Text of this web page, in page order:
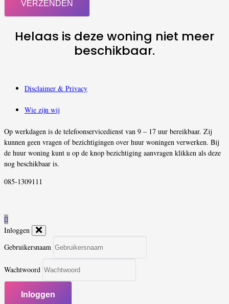
Helaas is deze woning niet meer
beschikbaar.
Disclaimer & Privacy
Wie zijn wij
Op werkdagen is de telefoonservicedienst van 9 – 17 uur bereikbaar. Zij
kunnen geen vragen of bezichtigingen over huur woningen verwerken. Bij
de huur woning kunt u op de knop bezichtiging aanvragen klikken als deze
nog beschikbaar is.
085-1309111
Inloggen
Gebruikersnaam
Wachtwoord